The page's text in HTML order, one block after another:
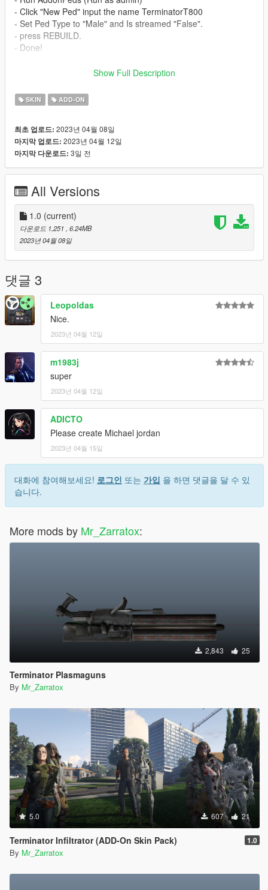
- Click "New Ped" input the name TerminatorT800
- Set Ped Type to "Male" and Is streamed "False".
- press REBUILD.
- Done!
Special thanks to RX1StrideRShow Full Description
SKIN ADD-ON
최초 업로드: 2023년 04월 08일
마지막 업로드: 2023년 04월 12일
마지막 다운로드: 3일 전
All Versions
1.0 (current)
다운로드 1,251
, 6.24MB
2023년 04월 08일
댓글 3
Leopoldas
Nice.
2023년 04월 12일
m1983j
super
2023년 04월 12일
ADICTO
Please create Michael jordan
2023년 04월 15일
대화에 참여해보세요! 로그인 또는 가입 을 하면 댓글을 달 수 있
습니다.
More mods by Mr_Zarratox:
2,843 25
Terminator Plasmaguns
By Mr_Zarratox
5.0 607 21
Terminator Infiltrator (ADD-On Skin Pack) 1.0
By Mr_Zarratox